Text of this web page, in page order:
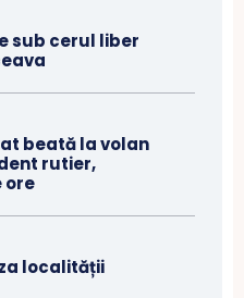
sub cerul liber
beată la volan
rutier,
ore
localității